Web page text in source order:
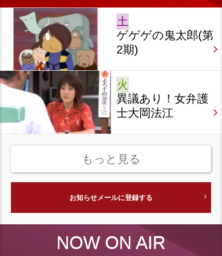
8月1日（土）スタート
ゲゲゲの鬼太郎(第
2期)
異議あり！女弁護
士大岡法江
もっと見る
お知らせメールに登録する
NOW ON AIR